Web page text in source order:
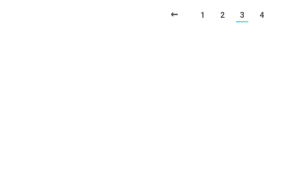
← 1 2 3 4